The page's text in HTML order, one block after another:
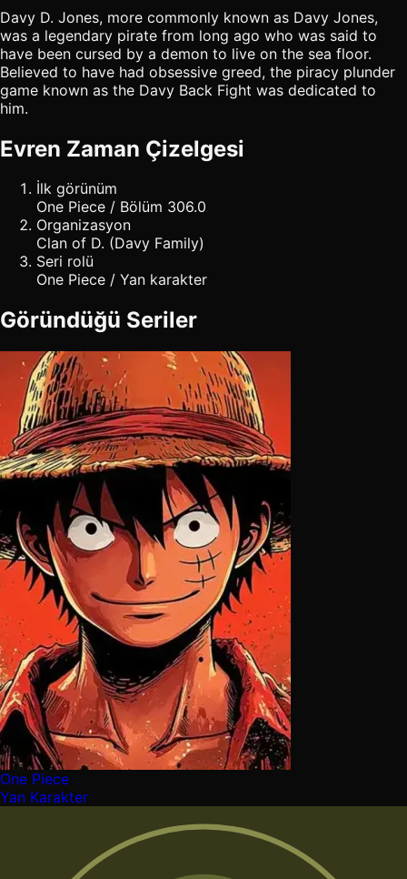
Davy D. Jones, more commonly known as Davy Jones,
was a legendary pirate from long ago who was said to
have been cursed by a demon to live on the sea floor.
Believed to have had obsessive greed, the piracy plunder
game known as the Davy Back Fight was dedicated to
him.
Evren Zaman Çizelgesi
İlk görünüm
One Piece / Bölüm 306.0
Organizasyon
Clan of D. (Davy Family)
Seri rolü
One Piece / Yan karakter
Göründüğü Seriler
One Piece
Yan Karakter